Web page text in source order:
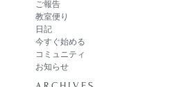
ご報告
教室便り
日記
今すぐ始める
コミュニティ
お知らせ